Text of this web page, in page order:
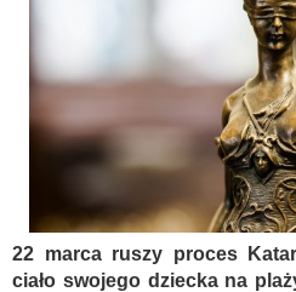
22 marca ruszy proces
ciało swojego dziecka na